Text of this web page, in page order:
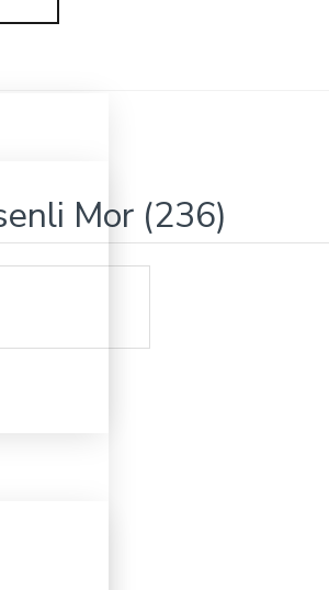
Mor (236)